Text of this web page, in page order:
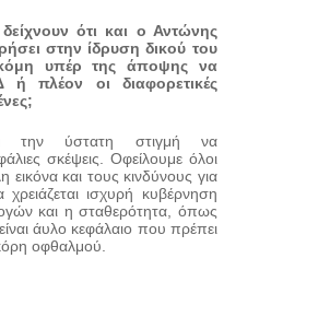
ότι και ο Αντώνης
στην ίδρυση δικού του
υπέρ της άποψης να
ή πλέον οι διαφορετικές
την ύστατη στιγμή να
σκέψεις. Οφείλουμε όλοι
και τους κινδύνους για
ισχυρή κυβέρνηση
και η σταθερότητα, όπως
άυλο κεφάλαιο που πρέπει
οφθαλμού.